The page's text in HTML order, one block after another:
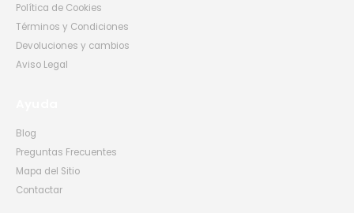
Política de Cookies
Términos y Condiciones
Devoluciones y cambios
Aviso Legal
Blog
Preguntas Frecuentes
Mapa del Sitio
Contactar